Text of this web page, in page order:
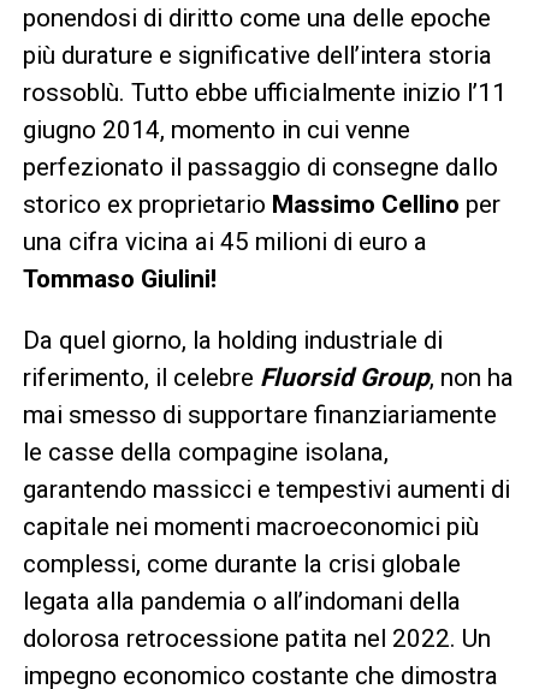
ponendosi di diritto come una delle epoche
più durature e significative dell’intera storia
rossoblù. Tutto ebbe ufficialmente inizio l’11
giugno 2014, momento in cui venne
perfezionato il passaggio di consegne dallo
storico ex proprietario Massimo Cellino per
una cifra vicina ai 45 milioni di euro a
Tommaso Giulini!
Da quel giorno, la holding industriale di
riferimento, il celebre Fluorsid Group, non ha
mai smesso di supportare finanziariamente
le casse della compagine isolana,
garantendo massicci e tempestivi aumenti di
capitale nei momenti macroeconomici più
complessi, come durante la crisi globale
legata alla pandemia o all’indomani della
dolorosa retrocessione patita nel 2022. Un
impegno economico costante che dimostra